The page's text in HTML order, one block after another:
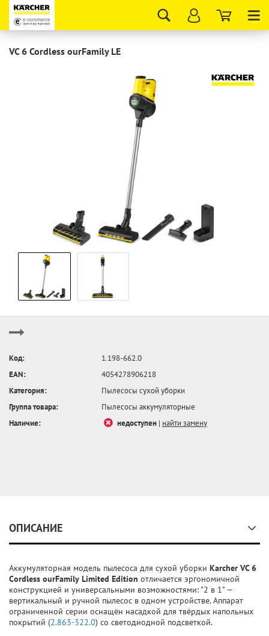
VC 6 Cordless ourFamily LE
Код:
1.198-662.0
EAN:
4054278906218
Категория:
Пылесосы сухой уборки
Группа товара:
Пылесосы аккумуляторные
Наличие:
недоступен | найти замену
ОПИСАНИЕ
Аккумуляторная модель пылесоса для сухой уборки Karcher VC 6
Cordless ourFamily Limited Edition отличается эргономичной
конструкцией и универсальными возможностями: "2 в 1" —
вертикальный и ручной пылесос в одном устройстве. Аппарат
ограниченной серии оснащён насадкой для твёрдых напольных
покрытий (2.863-322.0) со светодиодной подсветкой.